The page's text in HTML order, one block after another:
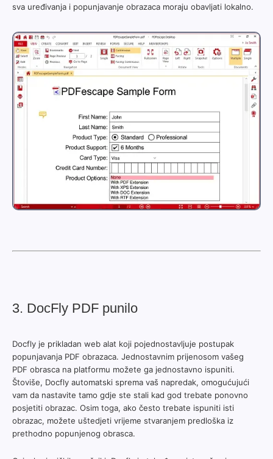
sva uređivanja i popunjavanje obrazaca moraju obavljati lokalno.
3. DocFly PDF punilo
Docfly je prikladan web alat koji pojednostavljuje postupak
popunjavanja PDF obrazaca. Jednostavnim prijenosom vašeg
PDF obrasca na platformu možete ga jednostavno ispuniti.
Štoviše, Docfly automatski sprema vaš napredak, omogućujući
vam da nastavite tamo gdje ste stali kad god trebate ponovno
posjetiti obrazac. Osim toga, ako često trebate ispuniti isti
obrazac, možete uštedjeti vrijeme stvaranjem predloška iz
prethodno popunjenog obrasca.